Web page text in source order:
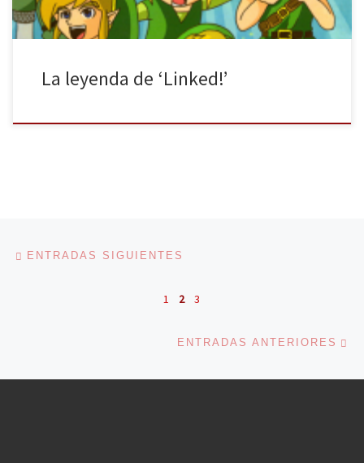
La leyenda de ‘Linked!’
Navegación de entradas
ENTRADAS SIGUIENTES
1 2 3
ENTRADAS ANTERIORES